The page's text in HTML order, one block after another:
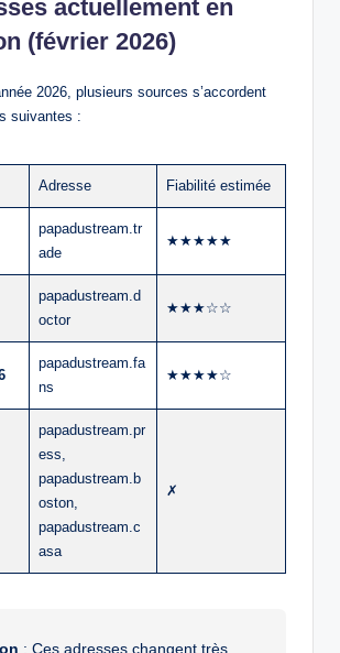
actuellement en
(février 2026)
2026, plusieurs sources s’accordent
suivantes :
Adresse Fiabilité estimée
papadustream.tr
ade
★★★★★
papadustream.d
octor
★★★☆☆
papadustream.fa
ns
★★★★☆
papadustream.pr
ess,
papadustream.b
oston,
papadustream.c
asa
✗
: Ces adresses changent très